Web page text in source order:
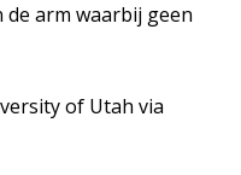
arm waarbij geen
of Utah via